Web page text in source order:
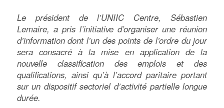
Le président de l’UNIIC Centre, Sébastien
Lemaire, a pris l’initiative d’organiser une réunion
d’information dont l’un des points de l’ordre du jour
sera consacré à la mise en application de la
nouvelle classification des emplois et des
qualifications, ainsi qu’à l’accord paritaire portant
sur un dispositif sectoriel d’activité partielle longue
durée.